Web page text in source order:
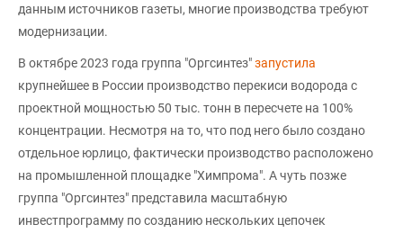
данным источников газеты, многие производства требуют
модернизации.
В октябре 2023 года группа "Оргсинтез"запустила
крупнейшее в России производство перекиси водорода с
проектной мощностью 50 тыс. тонн в пересчете на 100%
концентрации. Несмотря на то, что под него было создано
отдельное юрлицо, фактически производство расположено
на промышленной площадке "Химпрома". А чуть позже
группа "Оргсинтез" представила масштабную
инвестпрограмму по созданию нескольких цепочек